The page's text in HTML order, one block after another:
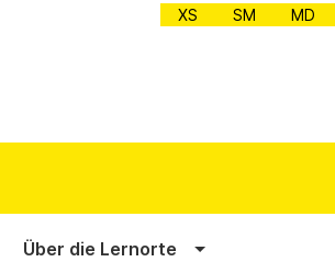
XS SM MD
Über die Lernorte